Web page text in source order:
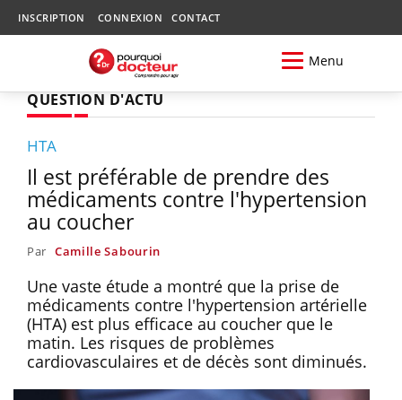
INSCRIPTION CONNEXION CONTACT
Menu
QUESTION D'ACTU
HTA
Il est préférable de prendre des
médicaments contre l'hypertension
au coucher
Par Camille Sabourin
Une vaste étude a montré que la prise de
médicaments contre l'hypertension artérielle
(HTA) est plus efficace au coucher que le
matin. Les risques de problèmes
cardiovasculaires et de décès sont diminués.